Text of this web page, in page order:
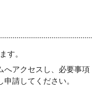
す。
アクセスし、必要事項
請してください。